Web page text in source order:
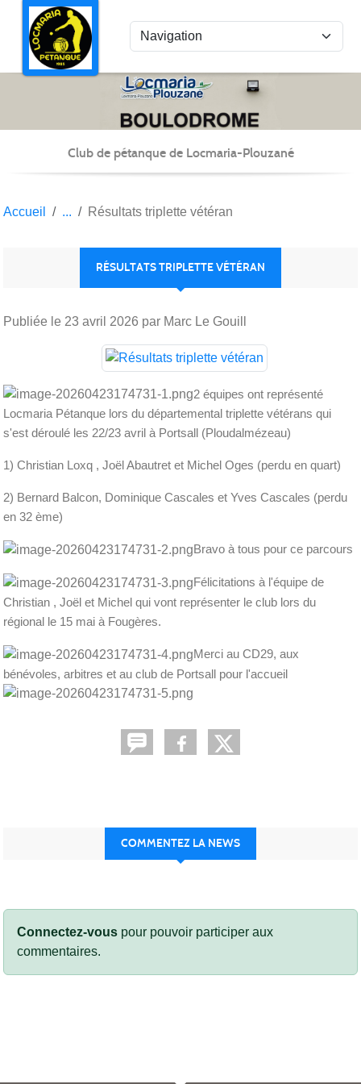
Club de pétanque de Locmaria-Plouzané
Accueil Résultats triplette vétéran
RÉSULTATS TRIPLETTE VÉTÉRAN
Publiée le 23 avril 2026 par Marc Le Gouill
2 équipes ont représenté
Locmaria Pétanque lors du départemental triplette vétérans qui
s'est déroulé les 22/23 avril à Portsall (Ploudalmézeau)
1) Christian Loxq , Joël Abautret et Michel Oges (perdu en quart)
2) Bernard Balcon, Dominique Cascales et Yves Cascales (perdu
en 32 ème)
Bravo à tous pour ce parcours
Félicitations à l'équipe de
Christian , Joël et Michel qui vont représenter le club lors du
régional le 15 mai à Fougères.
Merci au CD29, aux
bénévoles, arbitres et au club de Portsall pour l'accueil
COMMENTEZ LA NEWS
Connectez-vous pour pouvoir participer aux
commentaires.
Panneau de gestion des cookies